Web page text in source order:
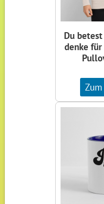
Du
denke für